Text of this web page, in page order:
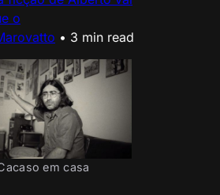
o
• 3 min read
em casa